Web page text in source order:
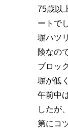
75歳以
ートで
塀ハツ
険なの
ブロッ
塀が低
午前中
したが
第にコ